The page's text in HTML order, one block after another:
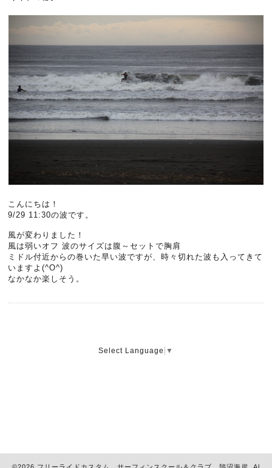
こんにちは！
9/29 11:30の波です。
風が変わりました！
風は弱いオフ 波のサイズは腹～セットで胸肩
ミドル付近からの巻いた早い波ですが、時々切れた波も入ってきて
いますよ(^O^)
なかなか楽しそう。
Select Language ▼